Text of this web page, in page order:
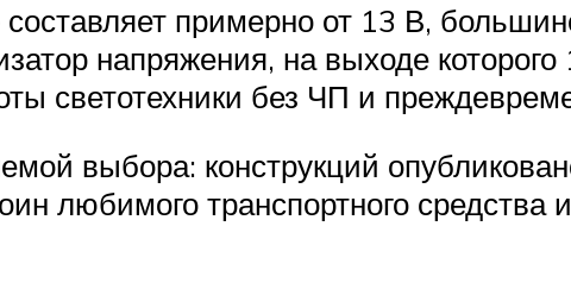
примерно от 13 В,
напряжения, на выходе
светотехники без ЧП и
выбора: конструкций
любимого транспортного средства